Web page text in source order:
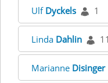
Ulf Dyckels 1
Linda Dahlin 11
Marianne Disinger